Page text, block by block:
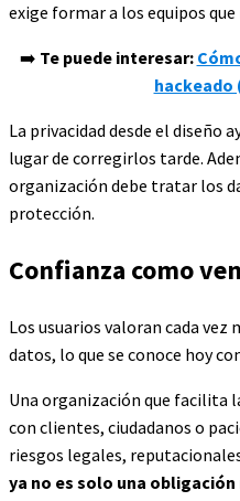
exige formar a los equipos
➡️ Te puede interesar:
hackeado
La privacidad desde el diseño
lugar de corregirlos tarde.
organización debe tratar los
protección.
Confianza como
Los usuarios valoran cada vez
datos, lo que se conoce hoy
Una organización que facilita
con clientes, ciudadanos o
riesgos legales,
ya no es solo una